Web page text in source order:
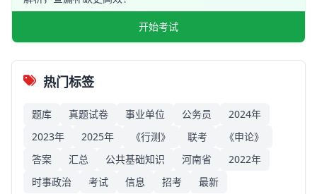
开始考试
热门标签
题库 真题试卷 事业单位 公务员
2024年
2023年
2025年 《行测》 联考
《申论》
答案
汇总 公共基础知识 河南省
2022年
时事政治
考试 信息 招考 最新